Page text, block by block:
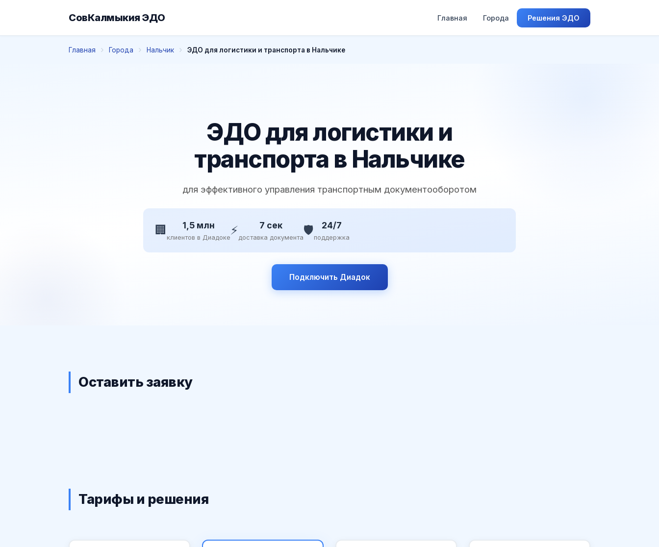
СовКалмыкия ЭДО Главная Города Решения ЭДО
Главная Города Нальчик ЭДО для логистики и транспорта в Нальчике
ЭДО для логистики и
транспорта в Нальчике
для эффективного управления транспортным документооборотом
🏢 1,5 млн
клиентов в Диадоке⚡ 7 сек
доставка документа🛡️ 24/7
поддержка
Подключить Диадок
Оставить заявку
Тарифы и решения